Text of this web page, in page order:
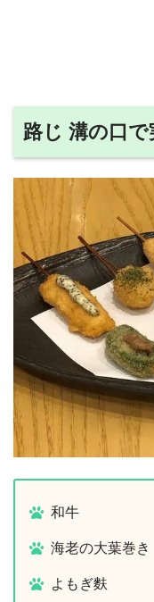
路じ 溝の口で
和牛
海老の大葉巻き
よもぎ麩